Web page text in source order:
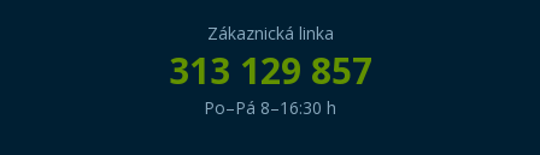
Zákaznická linka
313 129 857
Po–Pá 8–16:30 h